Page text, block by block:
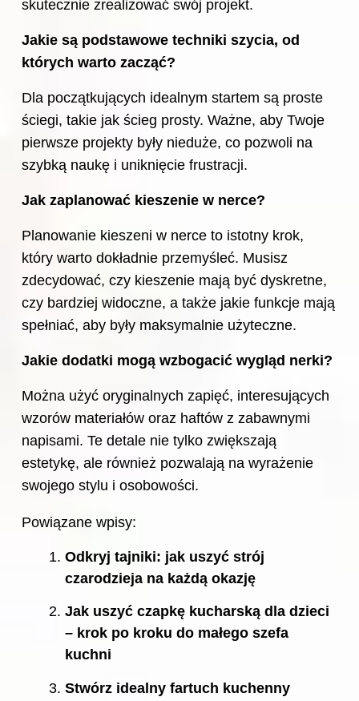
skutecznie zrealizować swój projekt.
Jakie są podstawowe techniki szycia, od
których warto zacząć?
Dla początkujących idealnym startem są proste
ściegi, takie jak ścieg prosty. Ważne, aby Twoje
pierwsze projekty były nieduże, co pozwoli na
szybką naukę i uniknięcie frustracji.
Jak zaplanować kieszenie w nerce?
Planowanie kieszeni w nerce to istotny krok,
który warto dokładnie przemyśleć. Musisz
zdecydować, czy kieszenie mają być dyskretne,
czy bardziej widoczne, a także jakie funkcje mają
spełniać, aby były maksymalnie użyteczne.
Jakie dodatki mogą wzbogacić wygląd nerki?
Można użyć oryginalnych zapięć, interesujących
wzorów materiałów oraz haftów z zabawnymi
napisami. Te detale nie tylko zwiększają
estetykę, ale również pozwalają na wyrażenie
swojego stylu i osobowości.
Powiązane wpisy:
Odkryj tajniki: jak uszyć strój
czarodzieja na każdą okazję
Jak uszyć czapkę kucharską dla dzieci
– krok po kroku do małego szefa
kuchni
Stwórz idealny fartuch kuchenny